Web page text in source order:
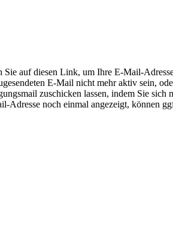
auf diesen Link, um Ihre E-Mail-
E-Mail nicht mehr aktiv sein,
zuschicken lassen, indem Sie
noch einmal angezeigt, können